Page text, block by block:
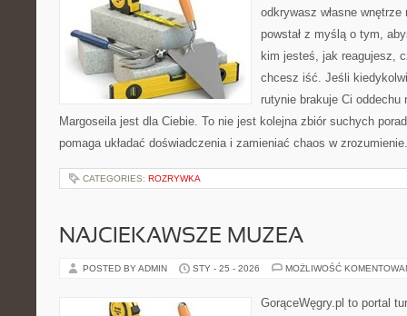
odkrywasz własne
powstał z myślą o tym,
kim jesteś, jak reagujesz,
chcesz iść. Jeśli
rutynie brakuje Ci oddechu
Margoseila jest dla Ciebie. To nie jest kolejna zbiór suchych
pomaga układać doświadczenia i zamieniać chaos w
CATEGORIES: ROZRYWKA
NAJCIEKAWSZE MUZEA
POSTED BY ADMIN STY - 25 - 2026 MOŻLIWOŚĆ
GorąceWęgry.pl to portal